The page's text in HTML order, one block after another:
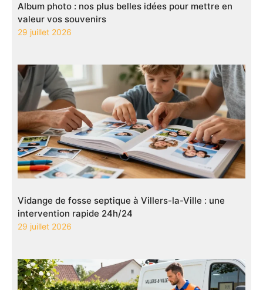
Album photo : nos plus belles idées pour mettre en
valeur vos souvenirs
29 juillet 2026
Vidange de fosse septique à Villers-la-Ville : une
intervention rapide 24h/24
29 juillet 2026